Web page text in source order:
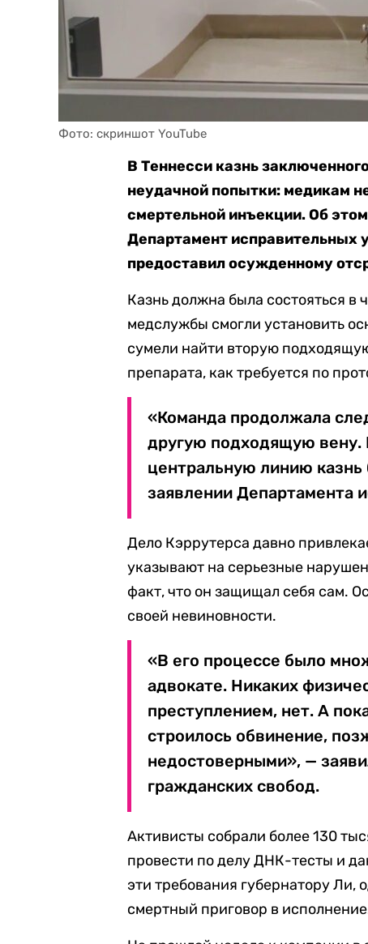
Фото: скриншот YouTube
В Теннесси казнь
неудачной попытки: медикам
смертельной инъекции. Об
Департамент исправительных
предоставил осужденному
Казнь должна была состояться в
медслужбы смогли установить
сумели найти вторую
препарата, как требуется по
«Команда продолжала
другую подходящую вену.
центральную линию казнь
заявлении Департамента
Дело Кэррутерса давно
указывают на серьезные
факт, что он защищал себя сам.
своей невиновности.
«В его процессе было
адвокате. Никаких
преступлением, нет. А
строилось обвинение,
недостоверными», —
гражданских свобод.
Активисты собрали более 130
провести по делу ДНК-тесты и
эти требования губернатору Ли,
смертный приговор в